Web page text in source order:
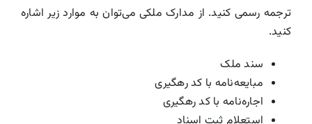
ترجمه رسمی کنید. از مدارک ملکی می‌توان به موارد زیر اشاره
کنید.
سند ملک
مبایعه‌نامه با کد رهگیری
اجاره‌نامه با کد رهگیری